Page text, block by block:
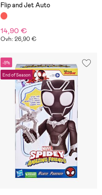
Flip and Jet Auto
14,90 €
Ovh: 26,90 €
-9%
End of Season